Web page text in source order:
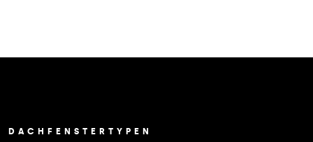
DACHFENSTERTYPEN